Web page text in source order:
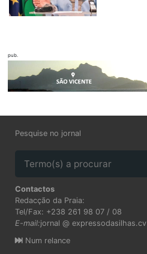
pub.
Pesquise no jornal
Contactos
Redacção da Praia:
Tel/Fax: +238 261 98 07 / 08
E-mail:jornal @ expressodasilhas.cv
Num relance